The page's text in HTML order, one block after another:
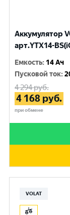
Аккумулятор
арт.YTX14-
Емкость: 14 Ач
Пусковой ток:
4 294руб.
4 168 руб.
при обмене
VOLAT